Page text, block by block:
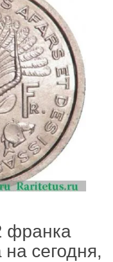
франка
сегодня,